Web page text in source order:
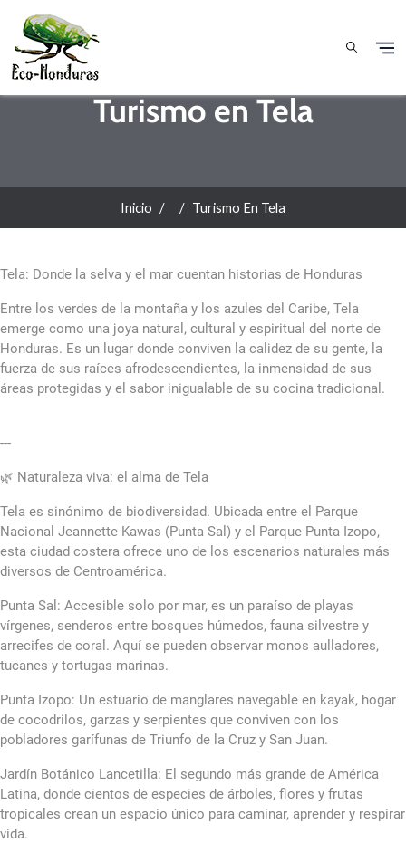
Turismo en Tela
Inicio Turismo En Tela
Tela: Donde la selva y el mar cuentan historias de Honduras
Entre los verdes de la montaña y los azules del Caribe, Tela
emerge como una joya natural, cultural y espiritual del norte de
Honduras. Es un lugar donde conviven la calidez de su gente, la
fuerza de sus raíces afrodescendientes, la inmensidad de sus
áreas protegidas y el sabor inigualable de su cocina tradicional.
---
🌿 Naturaleza viva: el alma de Tela
Tela es sinónimo de biodiversidad. Ubicada entre el Parque
Nacional Jeannette Kawas (Punta Sal) y el Parque Punta Izopo,
esta ciudad costera ofrece uno de los escenarios naturales más
diversos de Centroamérica.
Punta Sal: Accesible solo por mar, es un paraíso de playas
vírgenes, senderos entre bosques húmedos, fauna silvestre y
arrecifes de coral. Aquí se pueden observar monos aulladores,
tucanes y tortugas marinas.
Punta Izopo: Un estuario de manglares navegable en kayak, hogar
de cocodrilos, garzas y serpientes que conviven con los
pobladores garífunas de Triunfo de la Cruz y San Juan.
Jardín Botánico Lancetilla: El segundo más grande de América
Latina, donde cientos de especies de árboles, flores y frutas
tropicales crean un espacio único para caminar, aprender y respirar
vida.